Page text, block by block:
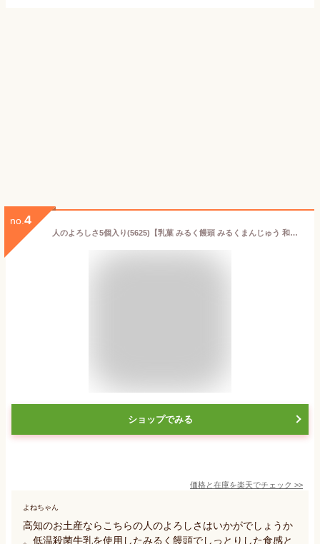
no. 4
人のよろしさ5個入り(5625)【乳菓 みるく饅頭 みるくまんじゅう 和菓子 ミルク餡 低温殺菌牛乳 和スイーツ 手土産 お土産 ギフト プレゼント 土佐 高知 お取り寄せ】
ショップでみる
価格と在庫を楽天でチェック >>
よねちゃん
高知のお土産ならこちらの人のよろしさはいかがでしょうか
。低温殺菌牛乳を使用したみるく饅頭でしっとりした食感と